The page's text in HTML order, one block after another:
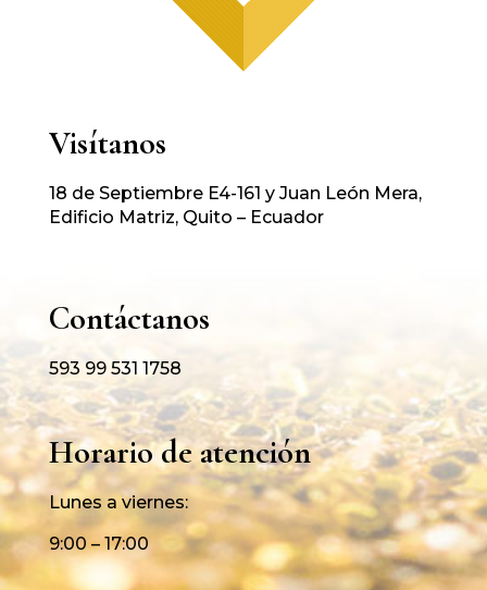
Visítanos
18 de Septiembre E4-161 y Juan León Mera,
Edificio Matriz, Quito – Ecuador
Contáctanos
593 99 531 1758
Horario de atención
Lunes a viernes:
9:00 – 17:00